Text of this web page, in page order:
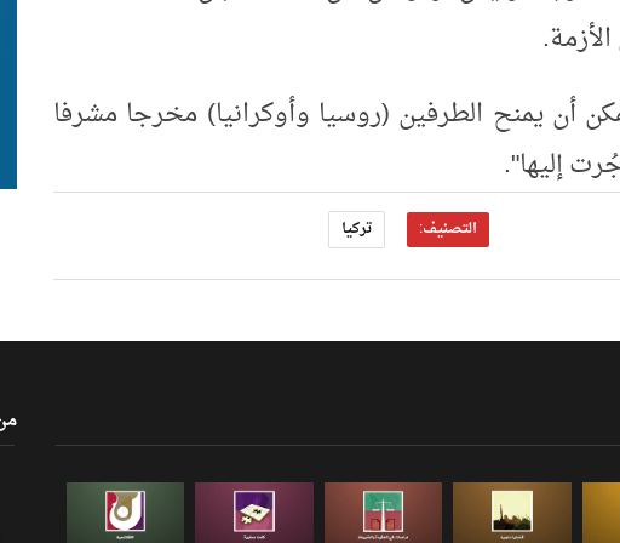
أن يمنح الطرفين (روسيا وأوكرانيا) مخرجا مشرفا
إليها".
التصنيف: تركيا